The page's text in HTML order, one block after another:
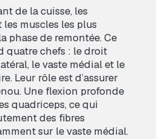
de la cuisse, les
les muscles les plus
phase de remontée. Ce
quatre chefs : le droit
le vaste médial et le
Leur rôle est d’assurer
Une flexion profonde
quadriceps, ce qui
des fibres
sur le vaste médial.